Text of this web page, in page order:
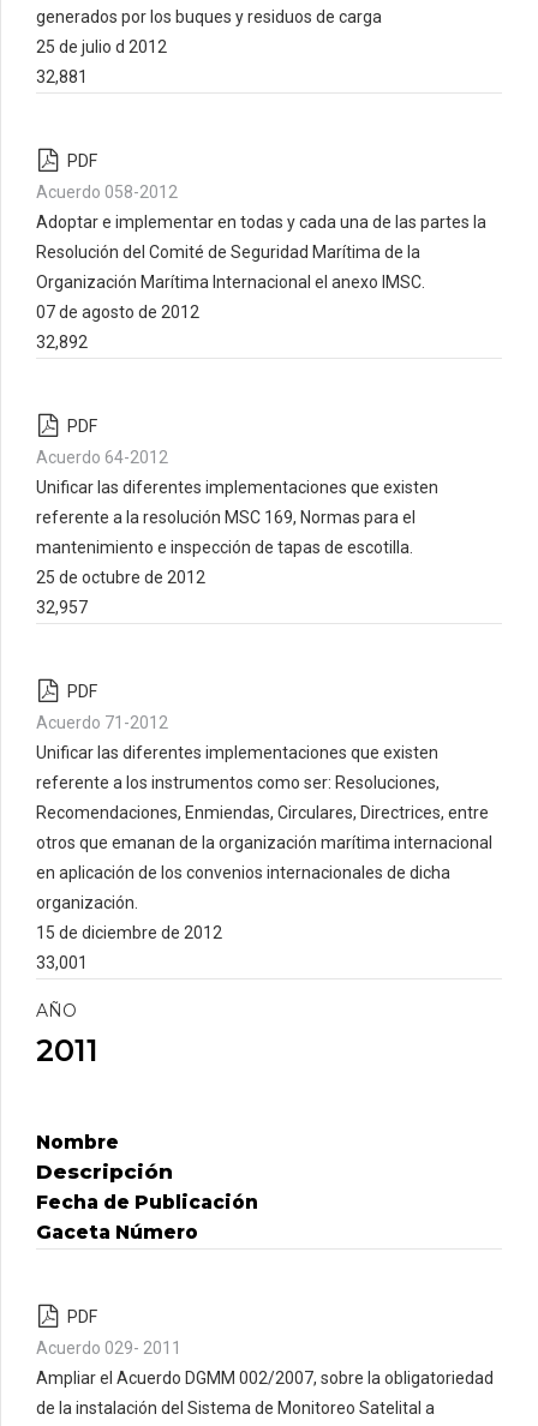
generados por los buques y residuos de carga
25 de julio d 2012
32,881
PDF
Acuerdo 058-2012
Adoptar e implementar en todas y cada una de las partes la
Resolución del Comité de Seguridad Marítima de la
Organización Marítima Internacional el anexo IMSC.
07 de agosto de 2012
32,892
PDF
Acuerdo 64-2012
Unificar las diferentes implementaciones que existen
referente a la resolución MSC 169, Normas para el
mantenimiento e inspección de tapas de escotilla.
25 de octubre de 2012
32,957
PDF
Acuerdo 71-2012
Unificar las diferentes implementaciones que existen
referente a los instrumentos como ser: Resoluciones,
Recomendaciones, Enmiendas, Circulares, Directrices, entre
otros que emanan de la organización marítima internacional
en aplicación de los convenios internacionales de dicha
organización.
15 de diciembre de 2012
33,001
AÑO
2011
Nombre
Descripción
Fecha de Publicación
Gaceta Número
PDF
Acuerdo 029- 2011
Ampliar el Acuerdo DGMM 002/2007, sobre la obligatoriedad
de la instalación del Sistema de Monitoreo Satelital a